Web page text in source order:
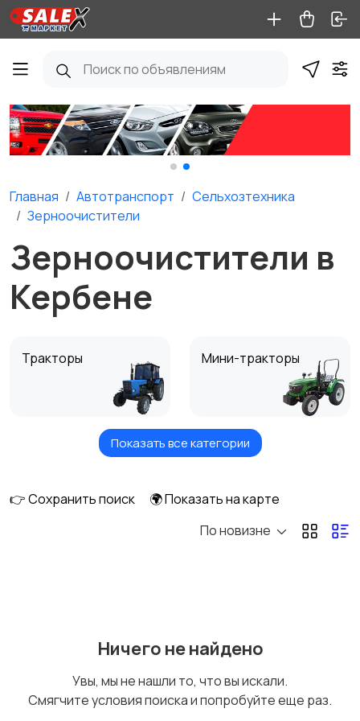
Главная Автотранспорт
Сельхозтехника
Зерноочистители
Зерноочистители в
Кербене
Тракторы Мини-тракторы
Мотоблоки
Рулонные пресс-
грядообразователи
удобрений
Показать все категории
👉 Сохранить поиск
🌍 Показать на карте
По новизне
Ничего не найдено
Увы, мы не нашли то, что вы искали.
Смягчите условия поиска и попробуйте еще раз.